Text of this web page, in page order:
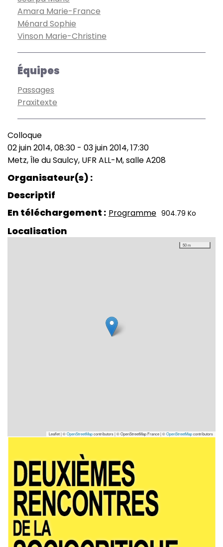
Amara Marie-France
Ménard Sophie
Vinson Marie-Christine
Équipes
Passages
Praxitexte
Type
de
manifestation
Colloque
Date
(smart)
02 juin 2014, 08:30 - 03 juin 2014, 17:30
Lieu
Metz, Île du Saulcy, UFR ALL-M, salle A208
Organisateur(s)
Descriptif
En téléchargement
Programme 904.79 Ko
Localisation
50 m
Leaflet | ©OpenStreetMapcontributors|© OpenStreetMap France | ©OpenStreetMapcontributors